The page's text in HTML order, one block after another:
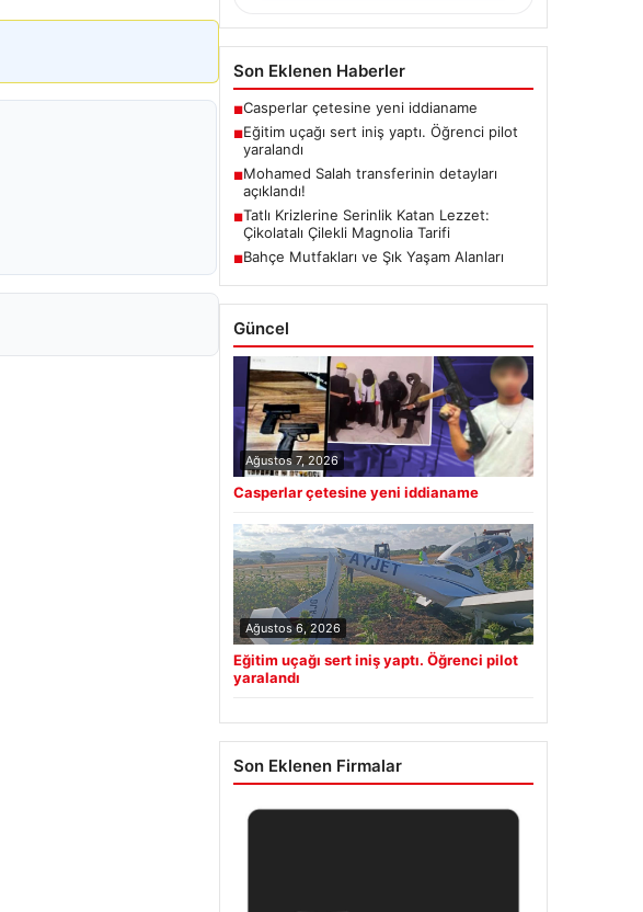
Son Eklenen Haberler
■Casperlar çetesine yeni iddianame
■Eğitim uçağı sert iniş yaptı. Öğrenci pilot
yaralandı
■Mohamed Salah transferinin detayları
açıklandı!
■Tatlı Krizlerine Serinlik Katan Lezzet:
Çikolatalı Çilekli Magnolia Tarifi
■Bahçe Mutfakları ve Şık Yaşam Alanları
Güncel
Ağustos 7, 2026
Casperlar çetesine yeni iddianame
Ağustos 6, 2026
Eğitim uçağı sert iniş yaptı. Öğrenci pilot
yaralandı
Son Eklenen Firmalar